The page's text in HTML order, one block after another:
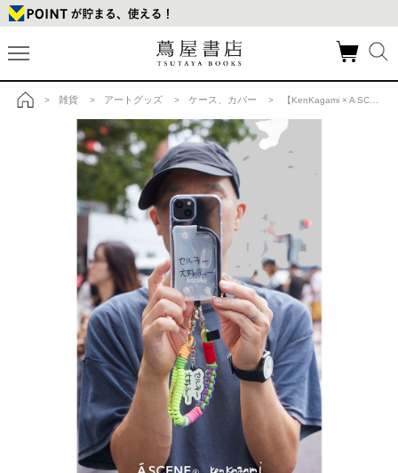
> 雑貨 > アートグッズ > ケース、カバー > 【KenKagami × A SCENE】【iPhone15】B&C PVC clear case ＜スマホ依存＞※3種から選択※の商品詳細